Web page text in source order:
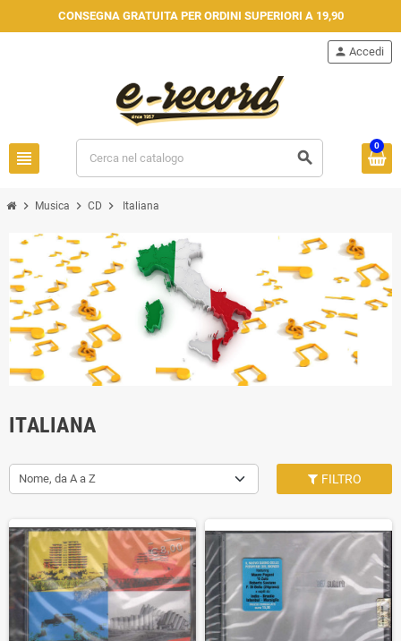
CONSEGNA GRATUITA PER ORDINI SUPERIORI A 19,90
view_headline search
person Accedi
0
chevron_right Musica chevron_right CD chevron_right Italiana
ITALIANA
Nome, da A a Z FILTRO